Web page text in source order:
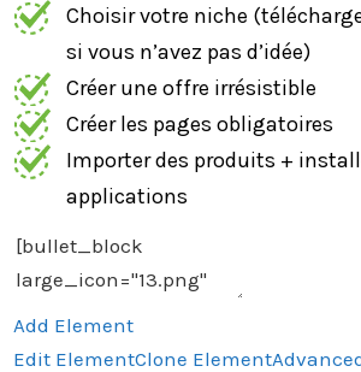
Choisir votre niche
si vous n’avez pas d’idée)
Créer une offre irrésistible
Créer les pages obligatoires
Importer des produits +
applications
Add Element
Edit ElementClone Element